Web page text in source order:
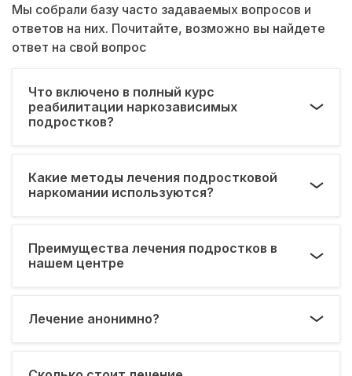
Мы собрали базу часто задаваемых вопросов и
ответов на них. Почитайте, возможно вы найдете
ответ на свой вопрос
Что включено в полный курс
реабилитации наркозависимых
подростков?
Какие методы лечения подростковой
наркомании используются?
Преимущества лечения подростков в
нашем центре
Лечение анонимно?